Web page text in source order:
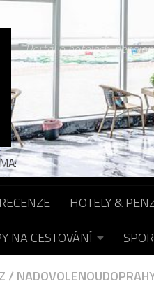
Portál o hotelech,
RECENZE HOTELY &
NA CESTOVÁNÍ
/